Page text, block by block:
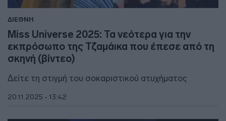
ΔΙΕΘΝΗ
Miss Universe 2025: Τα νεότερα για την
εκπρόσωπο της Τζαμάικα που έπεσε από τη
σκηνή (βίντεο)
Δείτε τη στιγμή του σοκαριστικού ατυχήματος
20.11.2025 - 13:42